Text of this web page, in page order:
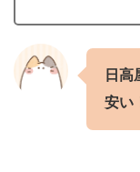
日高
安い